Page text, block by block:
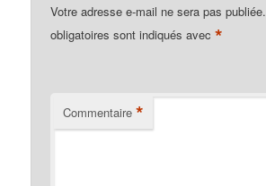
Votre adresse e-mail ne sera pas publiée.
obligatoires sont indiqués avec*
Commentaire *